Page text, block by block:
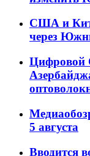
США и
через
Цифровой
5 августа
Вводится